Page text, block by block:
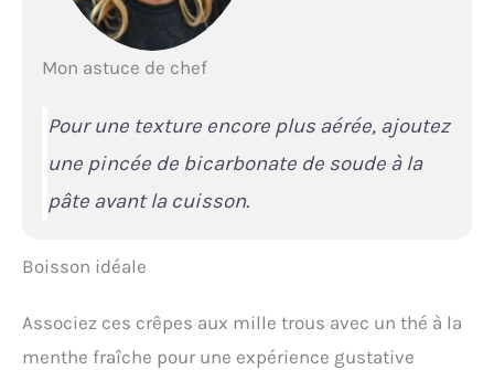
Mon astuce de chef
Pour une texture encore plus aérée, ajoutez
une pincée de bicarbonate de soude à la
pâte avant la cuisson.
Boisson idéale
Associez ces crêpes aux mille trous avec un thé à la
menthe fraîche pour une expérience gustative